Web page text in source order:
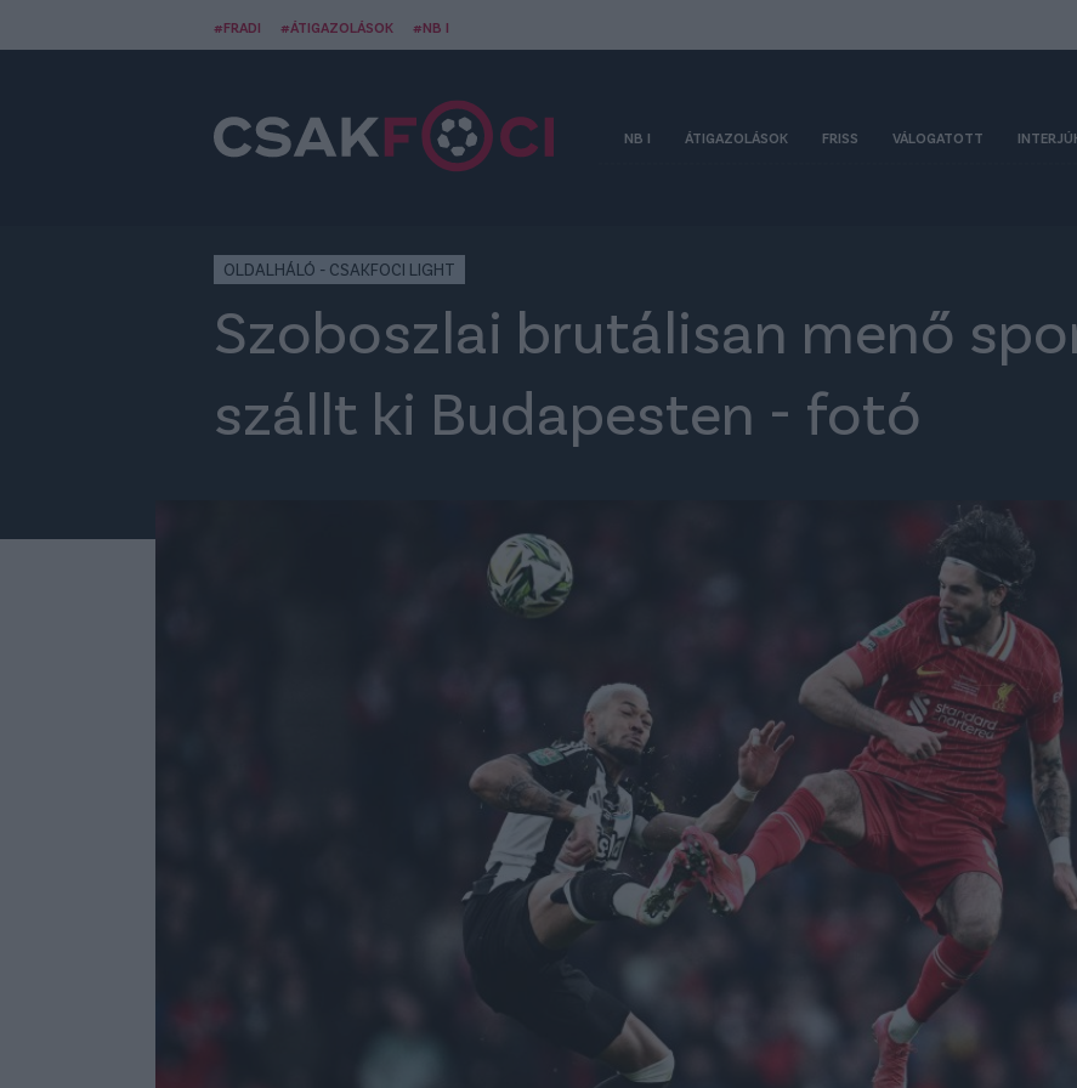
#FRADI #ÁTIGAZOLÁSOK #NB I
NB I ÁTIGAZOLÁSOK FRISS VÁLOGATOTT
OLDALHÁLÓ - CSAKFOCI LIGHT
Szoboszlai brutálisan menő
szállt ki Budapesten - fotó